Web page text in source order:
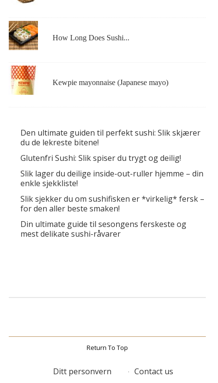
How Long Does Sushi...
Kewpie mayonnaise (Japanese mayo)
Den ultimate guiden til perfekt sushi: Slik skjærer
du de lekreste bitene!
Glutenfri Sushi: Slik spiser du trygt og deilig!
Slik lager du deilige inside-out-ruller hjemme – din
enkle sjekkliste!
Slik sjekker du om sushifisken er *virkelig* fersk –
for den aller beste smaken!
Din ultimate guide til sesongens ferskeste og
mest delikate sushi-råvarer
Return To Top
Ditt personvern
Contact us